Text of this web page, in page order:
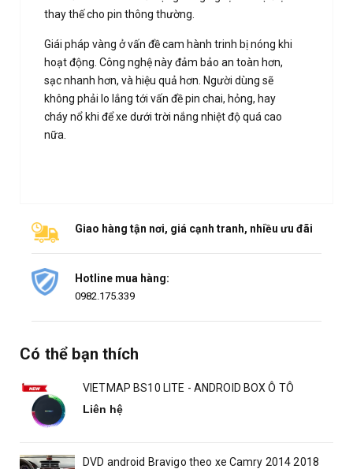
thay thế cho pin thông thường.
Giái pháp vàng ở vấn đề cam hành trinh bị nóng khi
hoạt động. Công nghệ này đảm bảo an toàn hơn,
sạc nhanh hơn, và hiệu quả hơn. Người dùng sẽ
không phải lo lắng tới vấn đề pin chai, hỏng, hay
cháy nổ khi để xe dưới trời nắng nhiệt độ quá cao
nữa.
Giao hàng tận nơi, giá cạnh tranh, nhiều ưu đãi
Hotline mua hàng:
0982.175.339
Có thể bạn thích
VIETMAP BS10 LITE - ANDROID BOX Ô TÔ
Liên hệ
DVD android Bravigo theo xe Camry 2014 2018